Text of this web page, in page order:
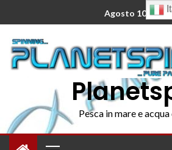
Agosto 10, 2026
Pesca in mare e